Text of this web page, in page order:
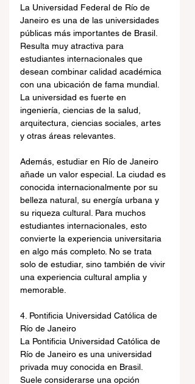
La Universidad Federal de Río de
Janeiro es una de las universidades
públicas más importantes de Brasil.
Resulta muy atractiva para
estudiantes internacionales que
desean combinar calidad académica
con una ubicación de fama mundial.
La universidad es fuerte en
ingeniería, ciencias de la salud,
arquitectura, ciencias sociales, artes
y otras áreas relevantes.
Además, estudiar en Río de Janeiro
añade un valor especial. La ciudad es
conocida internacionalmente por su
belleza natural, su energía urbana y
su riqueza cultural. Para muchos
estudiantes internacionales, esto
convierte la experiencia universitaria
en algo más completo. No se trata
solo de estudiar, sino también de vivir
una experiencia cultural amplia y
memorable.
4. Pontificia Universidad Católica de
Río de Janeiro
La Pontificia Universidad Católica de
Río de Janeiro es una universidad
privada muy conocida en Brasil.
Suele considerarse una opción